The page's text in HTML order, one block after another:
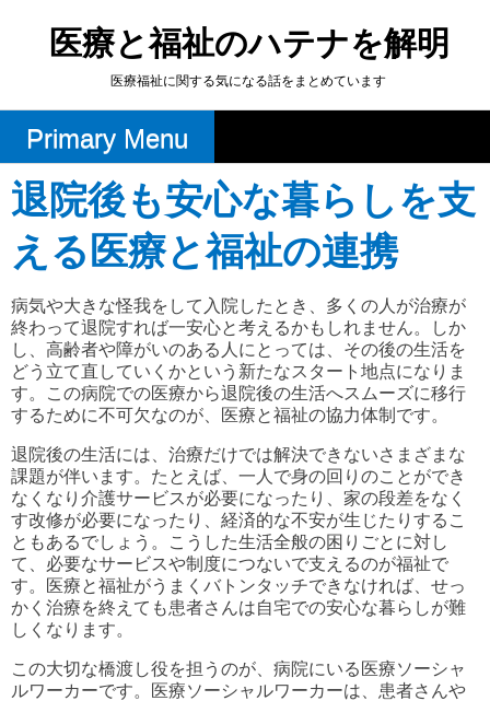
content医療と福祉のハテナを解明
医療福祉に関する気になる話をまとめています
Primary Menu
退院後も安心な暮らしを支
える医療と福祉の連携
病気や大きな怪我をして入院したとき、多くの人が治療が
終わって退院すれば一安心と考えるかもしれません。しか
し、高齢者や障がいのある人にとっては、その後の生活を
どう立て直していくかという新たなスタート地点になりま
す。この病院での医療から退院後の生活へスムーズに移行
するために不可欠なのが、医療と福祉の協力体制です。
退院後の生活には、治療だけでは解決できないさまざまな
課題が伴います。たとえば、一人で身の回りのことができ
なくなり介護サービスが必要になったり、家の段差をなく
す改修が必要になったり、経済的な不安が生じたりするこ
ともあるでしょう。こうした生活全般の困りごとに対し
て、必要なサービスや制度につないで支えるのが福祉で
す。医療と福祉がうまくバトンタッチできなければ、せっ
かく治療を終えても患者さんは自宅での安心な暮らしが難
しくなります。
この大切な橋渡し役を担うのが、病院にいる医療ソーシャ
ルワーカーです。医療ソーシャルワーカーは、患者さんや